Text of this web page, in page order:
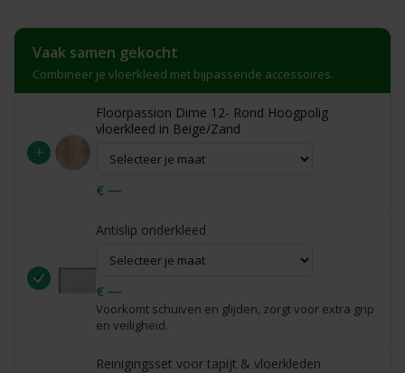
Vaak samen gekocht
Combineer je vloerkleed met bijpassende accessoires.
+
Floorpassion Dime 12- Rond Hoogpolig
vloerkleed in Beige/Zand
€ —
Antislip onderkleed
€ —
Voorkomt schuiven en glijden, zorgt voor extra grip
en veiligheid.
Reinigingsset voor tapijt & vloerkleden